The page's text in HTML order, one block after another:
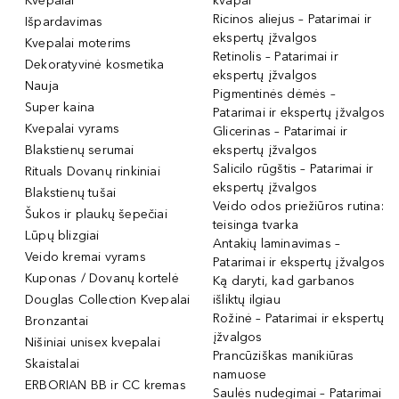
Išpardavimas
Kvepalai moterims
Dekoratyvinė kosmetika
Nauja
Super kaina
Kvepalai vyrams
Blakstienų serumai
Rituals Dovanų rinkiniai
Blakstienų tušai
Šukos ir plaukų šepečiai
Lūpų blizgiai
Veido kremai vyrams
Kuponas / Dovanų kortelė
Douglas Collection Kvepalai
Bronzantai
Nišiniai unisex kvepalai
Skaistalai
ERBORIAN BB ir CC kremas
Ricinos aliejus – Patarimai ir
ekspertų įžvalgos
Retinolis – Patarimai ir
ekspertų įžvalgos
Pigmentinės dėmės –
Patarimai ir ekspertų įžvalgos
Glicerinas – Patarimai ir
ekspertų įžvalgos
Salicilo rūgštis – Patarimai ir
ekspertų įžvalgos
Veido odos priežiūros rutina:
teisinga tvarka
Antakių laminavimas –
Patarimai ir ekspertų įžvalgos
Ką daryti, kad garbanos
išliktų ilgiau
Rožinė – Patarimai ir ekspertų
įžvalgos
Prancūziškas manikiūras
namuose
Saulės nudegimai – Patarimai